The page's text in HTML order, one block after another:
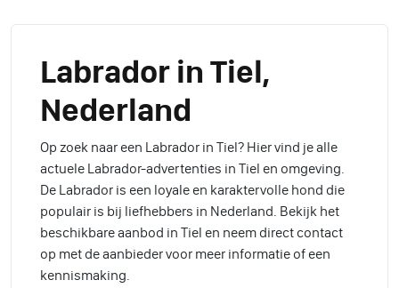
Labrador in Tiel,
Nederland
Op zoek naar een Labrador in Tiel? Hier vind je alle
actuele Labrador-advertenties in Tiel en omgeving.
De Labrador is een loyale en karaktervolle hond die
populair is bij liefhebbers in Nederland. Bekijk het
beschikbare aanbod in Tiel en neem direct contact
op met de aanbieder voor meer informatie of een
kennismaking.